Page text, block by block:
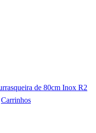
de 80cm Inox R2
Carrinhos